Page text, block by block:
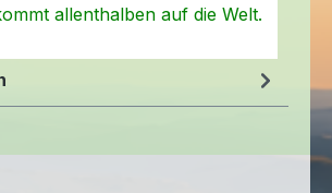
allenthalben auf die Welt.